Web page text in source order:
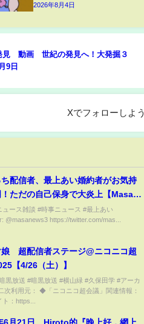
2026年8月4日
見 動画 世紀の発見へ！大発掘３
9日
Xでフォローしよう
ち配信者、最上あい婚約者がお気持
ただの自己保身で大炎上【Masaニ
談】
ュース雑談 #時事ニュース #最上あい
@masanews3 https://twitter.com/mas...
娘 超配信者ステージ@ニコニコ超
【4/26（土）】
黒放送 #暗黒放送 #横山緑 #久保田学 #アーカ
次利用元： ◆「ニコニコ超会議」関連情報：
：https...
6月21日 Hiroto的『晚上好，網上